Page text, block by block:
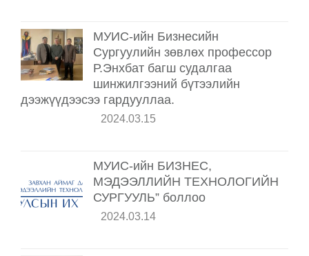
МУИС-ийн Бизнесийн
Сургуулийн зөвлөх профессор
Р.Энхбат багш судалгаа
шинжилгээний бүтээлийн
дээжүүдээсээ гардууллаа.
2024.03.15
МУИС-ийн БИЗНЕС,
МЭДЭЭЛЛИЙН ТЕХНОЛОГИЙН
СУРГУУЛЬ” боллоо
2024.03.14